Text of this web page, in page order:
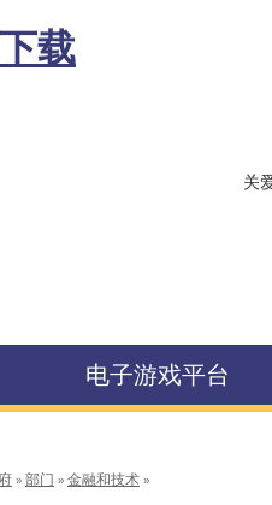
载
关
电子游戏平台
» 部门 » 金融和技术